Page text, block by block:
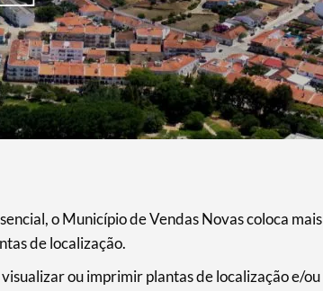
o Município de Vendas Novas coloca mais
de localização.
ou imprimir plantas de localização e/ou